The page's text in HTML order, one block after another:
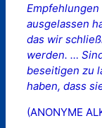
ausgelassen
das wir
werden. …
beseitigen zu
haben, dass
(ANONYME